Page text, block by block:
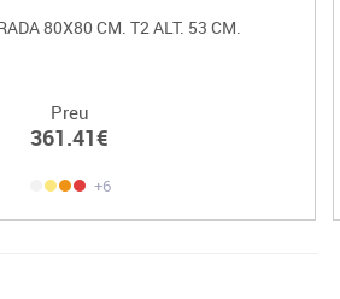
80X80 CM. T2 ALT. 53 CM.
Preu
361.41€
+6